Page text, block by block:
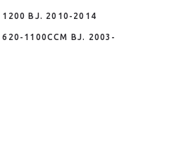
1200 BJ. 2010-2014
620-1100CCM BJ. 2003-